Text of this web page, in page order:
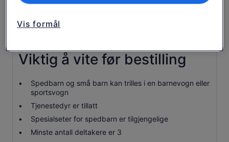
minne om din opplevelse.
Viktig å vite før bestilling
Spedbarn og små barn kan trilles i en barnevogn eller
sportsvogn
Tjenestedyr er tillatt
Spesialseter for spedbarn er tilgjengelige
Minste antall deltakere er 3
Vis formål